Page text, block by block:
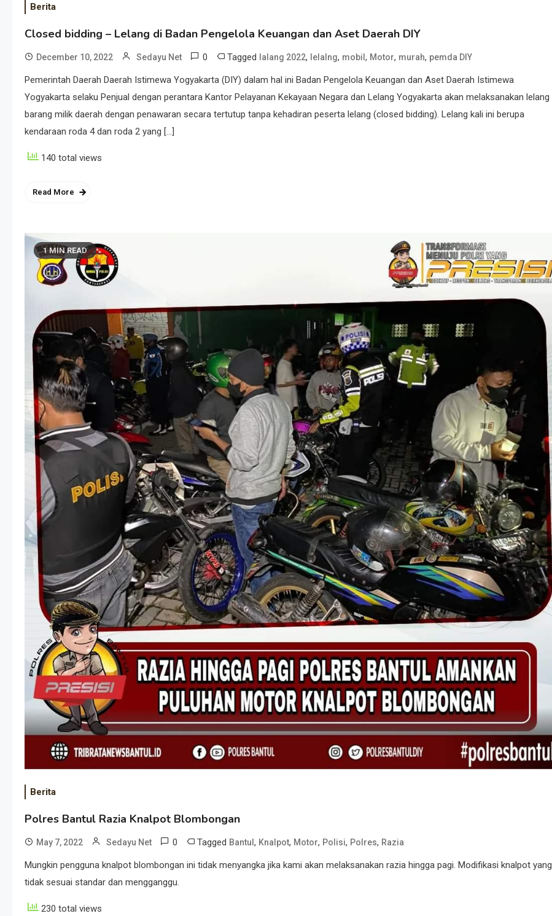
Berita
Closed bidding – Lelang di Badan Pengelola Keuangan dan Aset Daerah DIY
December 10, 2022 Sedayu Net 0 Tagged lalang 2022, lelalng, mobil , Motor, murah, pemda DIY
Pemerintah Daerah Daerah Istimewa Yogyakarta (DIY) dalam hal ini Badan Pengelola Keuangan dan Aset Daerah Istimewa
Yogyakarta selaku Penjual dengan perantara Kantor Pelayanan Kekayaan Negara dan Lelang Yogyakarta akan melaksanakan lelang
barang milik daerah dengan penawaran secara tertutup tanpa kehadiran peserta lelang (closed bidding). Lelang kali ini berupa
kendaraan roda 4 dan roda 2 yang […]
140 total views
Read More
1 MIN READ
Berita
Polres Bantul Razia Knalpot Blombongan
May 7, 2022 Sedayu Net 0 Tagged Bantul , Knalpot, Motor, Polisi, Polres, Razia
Mungkin pengguna knalpot blombongan ini tidak menyangka jika kami akan melaksanakan razia hingga pagi. Modifikasi knalpot yang
tidak sesuai standar dan mengganggu.
230 total views